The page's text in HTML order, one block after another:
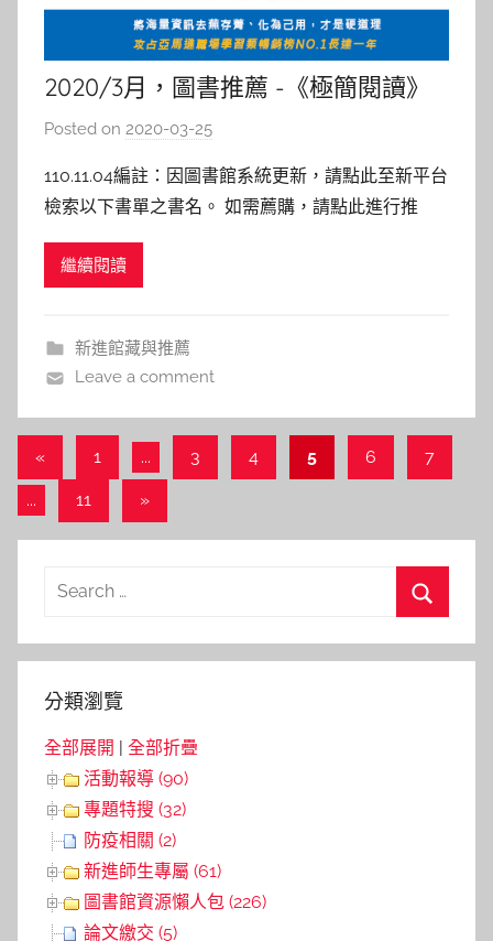
2020/3月，圖書推薦 -《極簡閱讀》
Posted on 2020-03-25
c
a
110.11.04編註：因圖書館系統更新，請點此至新平台
檢索以下書單之書名。 如需薦購，請點此進行推
薦。 極簡閱讀 : 將海量資訊去蕪存菁、化為己用，才
是硬道理 作者: 趙周 出版社：今周刊 出版日期：
繼續閱讀
新進館藏與推薦
Leave a comment
文
章
導
«Previous
Posts
1 ... 3 4 5 6 7
... 11
Next
»
Search
分類瀏覽
全部展開 | 全部折疊
活動報導 (90)
專題特搜 (32)
防疫相關 (2)
新進師生專屬 (61)
圖書館資源懶人包 (226)
論文繳交 (5)